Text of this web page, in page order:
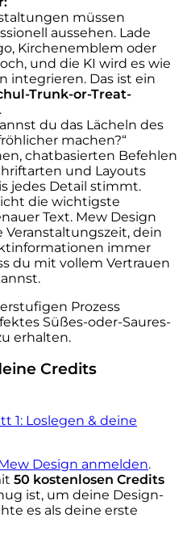
müssen
aussehen. Lade
Kirchenemblem oder
und die KI wird es wie
integrieren. Das ist ein
Trunk-or-Treat-
.
du das Lächeln des
machen?“
chatbasierten Befehlen
und Layouts
jedes Detail stimmt.
die wichtigste
Text. Mew Design
Veranstaltungszeit, dein
immer
du mit vollem Vertrauen
Prozess
Süßes-oder-Saures-
erhalten.
Credits
1: Loslegen & deine
Design anmelden.
50 kostenlosen Credits
ist, um deine Design-
es als deine erste